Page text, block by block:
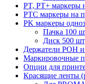
PT, PT+ маркеры
PTC маркеры на
PK маркеры
Пачка 100
Диск 500
Держатели POH
Маркировочные
Опции для
Красящие ленты